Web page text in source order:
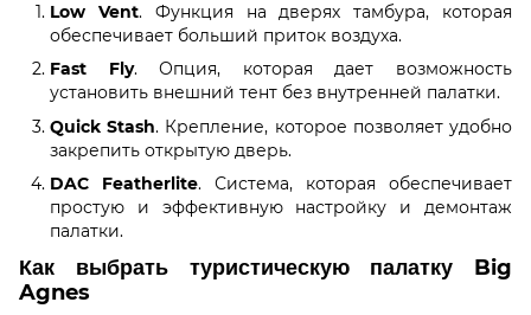
Low Vent. Функция на дверях тамбура, которая
обеспечивает больший приток воздуха.
Fast Fly. Опция, которая дает возможность
установить внешний тент без внутренней палатки.
Quick Stash. Крепление, которое позволяет удобно
закрепить открытую дверь.
DAC Featherlite. Система, которая обеспечивает
простую и эффективную настройку и демонтаж
палатки.
Как выбрать туристическую палатку Big
Agnes